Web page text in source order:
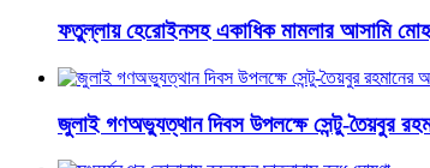
ফতুল্লায় হেরোইনসহ একাধিক মামলার আসামি
জুলাই গণঅভ্যুত্থান দিবস উপলক্ষে সেন্টু-তৈয়বুর